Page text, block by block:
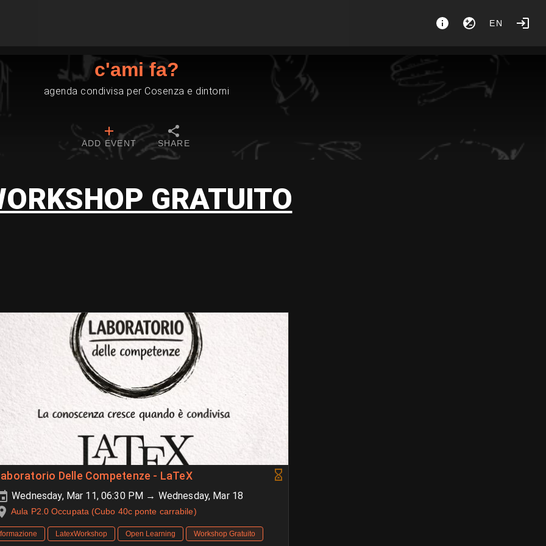
EN
c'ami fa?
agenda condivisa per Cosenza e dintorni
ADD EVENT SHARE
GRATUITO
Delle Competenze - LaTeX
Wednesday, Mar 11, 06:30 PM → Wednesday, Mar 18
Aula P2.0 Occupata (Cubo 40c ponte carrabile)
formazione LatexWorkshop Open Learning Workshop Gratuito